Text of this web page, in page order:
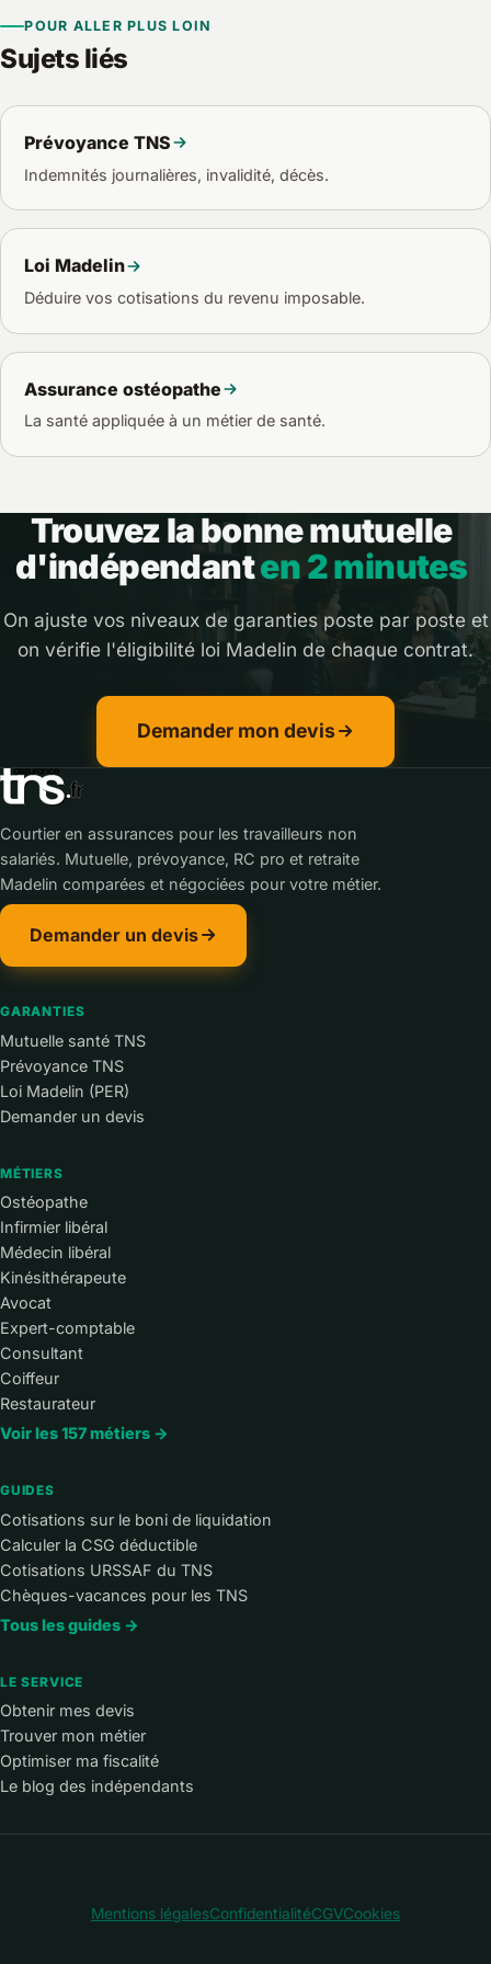
accompagne pour comparer et basculer sans interruption
de couverture.
POUR ALLER PLUS LOIN
Sujets liés
Prévoyance TNS
Indemnités journalières, invalidité, décès.
Loi Madelin
Déduire vos cotisations du revenu imposable.
Assurance ostéopathe
La santé appliquée à un métier de santé.
Trouvez la bonne mutuelle
d'indépendanten 2 minutes
On ajuste vos niveaux de garanties poste par poste et
on vérifie l'éligibilité loi Madelin de chaque contrat.
Demander mon devis
Courtier en assurances pour les travailleurs non
salariés. Mutuelle, prévoyance, RC pro et retraite
Madelin comparées et négociées pour votre métier.
Demander un devis
GARANTIES
Mutuelle santé TNS
Prévoyance TNS
Loi Madelin (PER)
Demander un devis
MÉTIERS
Ostéopathe
Infirmier libéral
Médecin libéral
Kinésithérapeute
Avocat
Expert-comptable
Consultant
Coiffeur
Restaurateur
Voir les 157 métiers →
GUIDES
Cotisations sur le boni de liquidation
Calculer la CSG déductible
Cotisations URSSAF du TNS
Chèques-vacances pour les TNS
Tous les guides →
LE SERVICE
Obtenir mes devis
Trouver mon métier
Optimiser ma fiscalité
Le blog des indépendants
Mentions légalesConfidentialitéCGVCookies